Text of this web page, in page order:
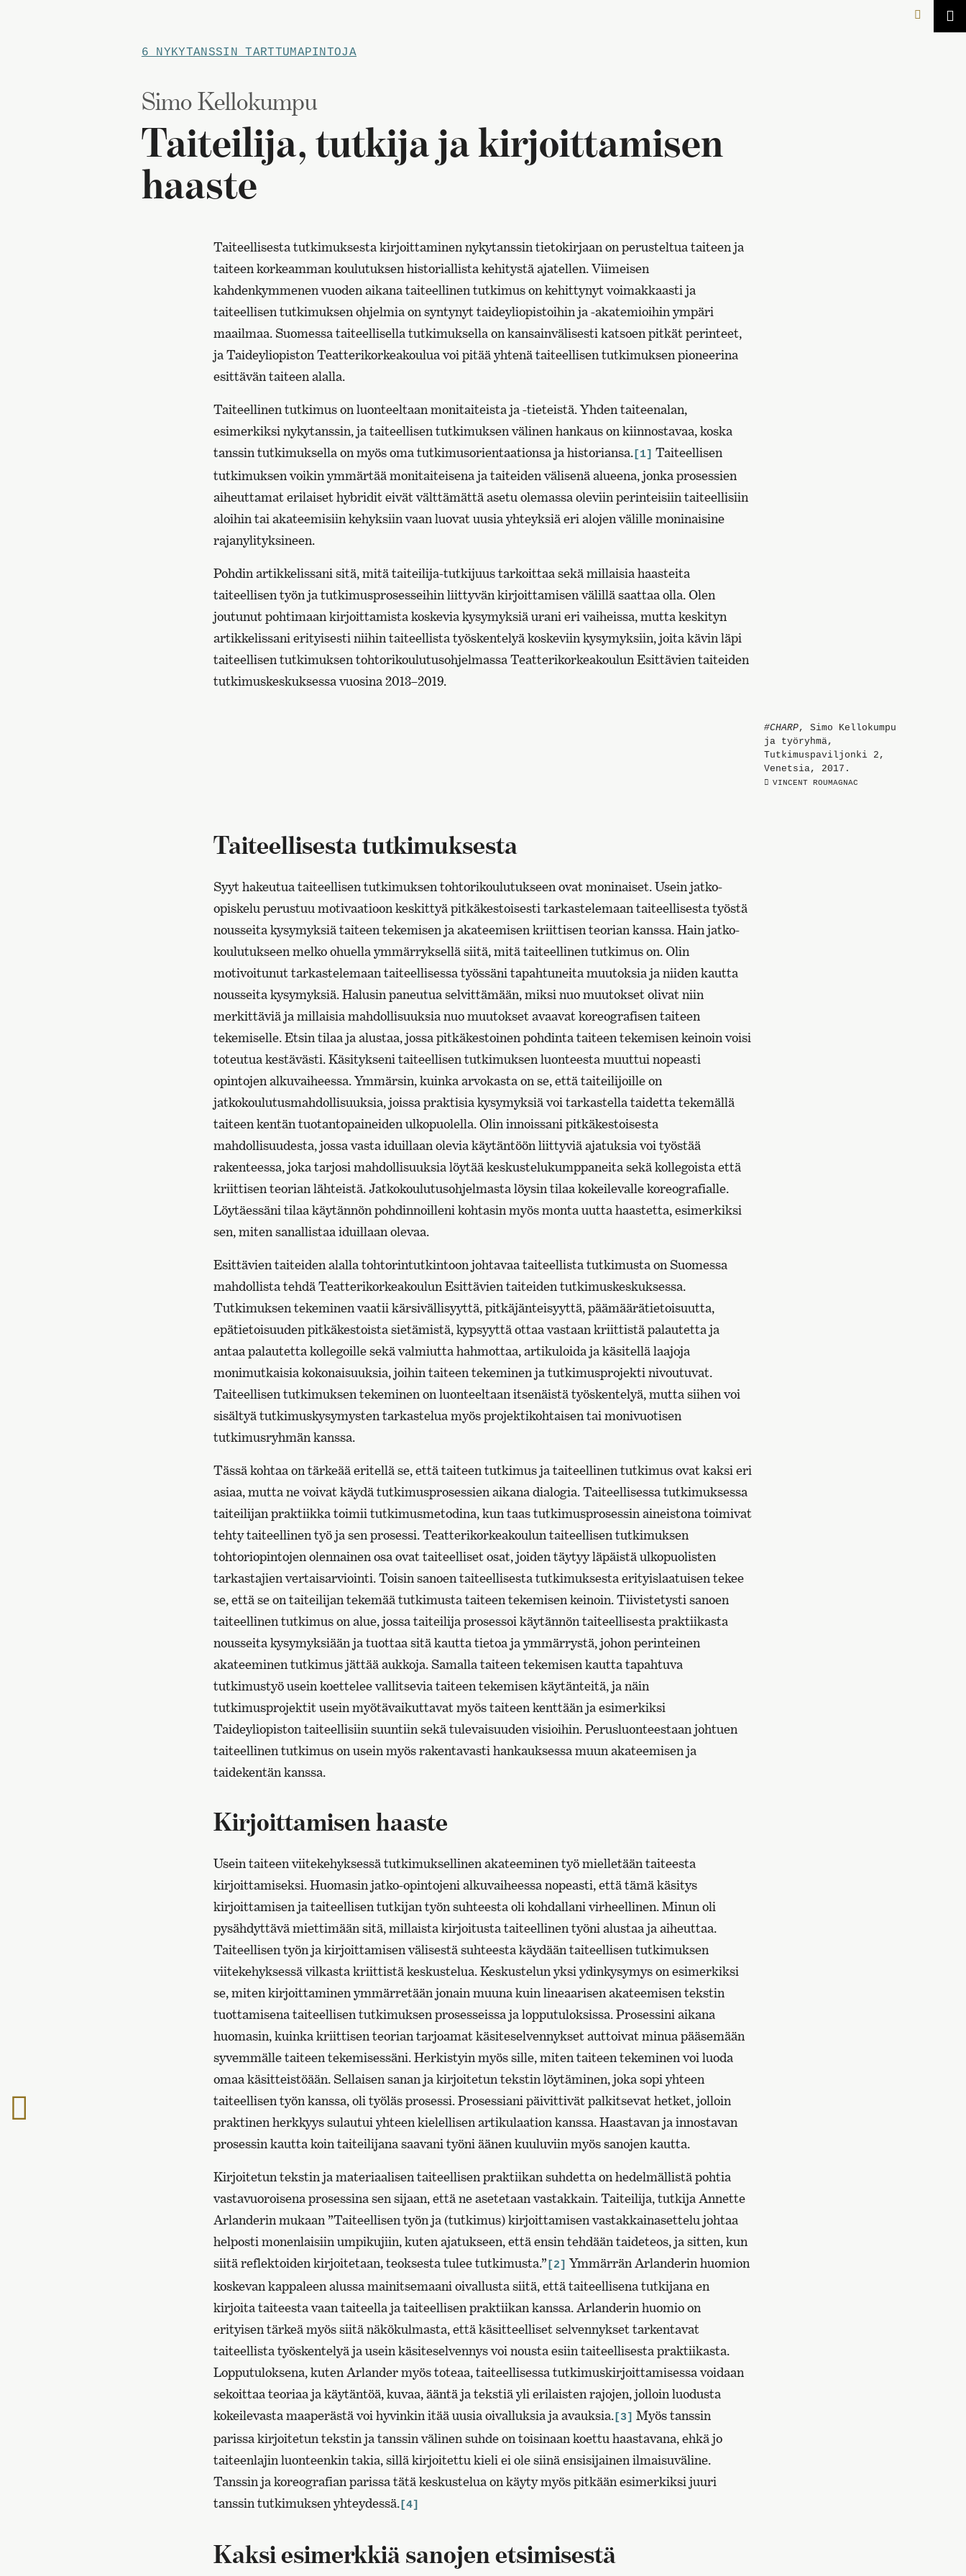
6 NYKYTANSSIN TARTTUMAPINTOJA
Simo Kellokumpu
Taiteilija, tutkija ja kirjoittamisen
haaste
Taiteellisesta tutkimuksesta kirjoittaminen nykytanssin tietokirjaan on perusteltua taiteen ja
taiteen korkeamman koulutuksen historiallista kehitystä ajatellen. Viimeisen
kahdenkymmenen vuoden aikana taiteellinen tutkimus on kehittynyt voimakkaasti ja
taiteellisen tutkimuksen ohjelmia on syntynyt taideyliopistoihin ja -akatemioihin ympäri
maailmaa. Suomessa taiteellisella tutkimuksella on kansainvälisesti katsoen pitkät perinteet,
ja Taideyliopiston Teatterikorkeakoulua voi pitää yhtenä taiteellisen tutkimuksen pioneerina
esittävän taiteen alalla.
Taiteellinen tutkimus on luonteeltaan monitaiteista ja -tieteistä. Yhden taiteenalan,
esimerkiksi nykytanssin, ja taiteellisen tutkimuksen välinen hankaus on kiinnostavaa, koska
tanssin tutkimuksella on myös oma tutkimusorientaationsa ja historiansa. [1] Taiteellisen
tutkimuksen voikin ymmärtää monitaiteisena ja taiteiden välisenä alueena, jonka prosessien
aiheuttamat erilaiset hybridit eivät välttämättä asetu olemassa oleviin perinteisiin taiteellisiin
aloihin tai akateemisiin kehyksiin vaan luovat uusia yhteyksiä eri alojen välille moninaisine
rajanylityksineen.
Pohdin artikkelissani sitä, mitä taiteilija-tutkijuus tarkoittaa sekä millaisia haasteita
taiteellisen työn ja tutkimusprosesseihin liittyvän kirjoittamisen välillä saattaa olla. Olen
joutunut pohtimaan kirjoittamista koskevia kysymyksiä urani eri vaiheissa, mutta keskityn
artikkelissani erityisesti niihin taiteellista työskentelyä koskeviin kysymyksiin, joita kävin läpi
taiteellisen tutkimuksen tohtorikoulutusohjelmassa Teatterikorkeakoulun Esittävien taiteiden
tutkimuskeskuksessa vuosina 2013–2019.
#CHARP, Simo Kellokumpu
ja työryhmä,
Tutkimuspaviljonki 2,
Venetsia, 2017.
VINCENT ROUMAGNAC
Taiteellisesta tutkimuksesta
Syyt hakeutua taiteellisen tutkimuksen tohtorikoulutukseen ovat moninaiset. Usein jatko-
opiskelu perustuu motivaatioon keskittyä pitkäkestoisesti tarkastelemaan taiteellisesta työstä
nousseita kysymyksiä taiteen tekemisen ja akateemisen kriittisen teorian kanssa. Hain jatko-
koulutukseen melko ohuella ymmärryksellä siitä, mitä taiteellinen tutkimus on. Olin
motivoitunut tarkastelemaan taiteellisessa työssäni tapahtuneita muutoksia ja niiden kautta
nousseita kysymyksiä. Halusin paneutua selvittämään, miksi nuo muutokset olivat niin
merkittäviä ja millaisia mahdollisuuksia nuo muutokset avaavat koreografisen taiteen
tekemiselle. Etsin tilaa ja alustaa, jossa pitkäkestoinen pohdinta taiteen tekemisen keinoin voisi
toteutua kestävästi. Käsitykseni taiteellisen tutkimuksen luonteesta muuttui nopeasti
opintojen alkuvaiheessa. Ymmärsin, kuinka arvokasta on se, että taiteilijoille on
jatkokoulutusmahdollisuuksia, joissa praktisia kysymyksiä voi tarkastella taidetta tekemällä
taiteen kentän tuotantopaineiden ulkopuolella. Olin innoissani pitkäkestoisesta
mahdollisuudesta, jossa vasta iduillaan olevia käytäntöön liittyviä ajatuksia voi työstää
rakenteessa, joka tarjosi mahdollisuuksia löytää keskustelukumppaneita sekä kollegoista että
kriittisen teorian lähteistä. Jatkokoulutusohjelmasta löysin tilaa kokeilevalle koreografialle.
Löytäessäni tilaa käytännön pohdinnoilleni kohtasin myös monta uutta haastetta, esimerkiksi
sen, miten sanallistaa iduillaan olevaa.
Esittävien taiteiden alalla tohtorintutkintoon johtavaa taiteellista tutkimusta on Suomessa
mahdollista tehdä Teatterikorkeakoulun Esittävien taiteiden tutkimuskeskuksessa.
Tutkimuksen tekeminen vaatii kärsivällisyyttä, pitkäjänteisyyttä, päämäärätietoisuutta,
epätietoisuuden pitkäkestoista sietämistä, kypsyyttä ottaa vastaan kriittistä palautetta ja
antaa palautetta kollegoille sekä valmiutta hahmottaa, artikuloida ja käsitellä laajoja
monimutkaisia kokonaisuuksia, joihin taiteen tekeminen ja tutkimusprojekti nivoutuvat.
Taiteellisen tutkimuksen tekeminen on luonteeltaan itsenäistä työskentelyä, mutta siihen voi
sisältyä tutkimuskysymysten tarkastelua myös projektikohtaisen tai monivuotisen
tutkimusryhmän kanssa.
Tässä kohtaa on tärkeää eritellä se, että taiteen tutkimus ja taiteellinen tutkimus ovat kaksi eri
asiaa, mutta ne voivat käydä tutkimusprosessien aikana dialogia. Taiteellisessa tutkimuksessa
taiteilijan praktiikka toimii tutkimusmetodina, kun taas tutkimusprosessin aineistona toimivat
tehty taiteellinen työ ja sen prosessi. Teatterikorkeakoulun taiteellisen tutkimuksen
tohtoriopintojen olennainen osa ovat taiteelliset osat, joiden täytyy läpäistä ulkopuolisten
tarkastajien vertaisarviointi. Toisin sanoen taiteellisesta tutkimuksesta erityislaatuisen tekee
se, että se on taiteilijan tekemää tutkimusta taiteen tekemisen keinoin. Tiivistetysti sanoen
taiteellinen tutkimus on alue, jossa taiteilija prosessoi käytännön taiteellisesta praktiikasta
nousseita kysymyksiään ja tuottaa sitä kautta tietoa ja ymmärrystä, johon perinteinen
akateeminen tutkimus jättää aukkoja. Samalla taiteen tekemisen kautta tapahtuva
tutkimustyö usein koettelee vallitsevia taiteen tekemisen käytänteitä, ja näin
tutkimusprojektit usein myötävaikuttavat myös taiteen kenttään ja esimerkiksi
Taideyliopiston taiteellisiin suuntiin sekä tulevaisuuden visioihin. Perusluonteestaan johtuen
taiteellinen tutkimus on usein myös rakentavasti hankauksessa muun akateemisen ja
taidekentän kanssa.
Kirjoittamisen haaste
Usein taiteen viitekehyksessä tutkimuksellinen akateeminen työ mielletään taiteesta
kirjoittamiseksi. Huomasin jatko-opintojeni alkuvaiheessa nopeasti, että tämä käsitys
kirjoittamisen ja taiteellisen tutkijan työn suhteesta oli kohdallani virheellinen. Minun oli
pysähdyttävä miettimään sitä, millaista kirjoitusta taiteellinen työni alustaa ja aiheuttaa.
Taiteellisen työn ja kirjoittamisen välisestä suhteesta käydään taiteellisen tutkimuksen
viitekehyksessä vilkasta kriittistä keskustelua. Keskustelun yksi ydinkysymys on esimerkiksi
se, miten kirjoittaminen ymmärretään jonain muuna kuin lineaarisen akateemisen tekstin
tuottamisena taiteellisen tutkimuksen prosesseissa ja lopputuloksissa. Prosessini aikana
huomasin, kuinka kriittisen teorian tarjoamat käsiteselvennykset auttoivat minua pääsemään
syvemmälle taiteen tekemisessäni. Herkistyin myös sille, miten taiteen tekeminen voi luoda
omaa käsitteistöään. Sellaisen sanan ja kirjoitetun tekstin löytäminen, joka sopi yhteen
taiteellisen työn kanssa, oli työläs prosessi. Prosessiani päivittivät palkitsevat hetket, jolloin
praktinen herkkyys sulautui yhteen kielellisen artikulaation kanssa. Haastavan ja innostavan
prosessin kautta koin taiteilijana saavani työni äänen kuuluviin myös sanojen kautta.
Kirjoitetun tekstin ja materiaalisen taiteellisen praktiikan suhdetta on hedelmällistä pohtia
vastavuoroisena prosessina sen sijaan, että ne asetetaan vastakkain. Taiteilija, tutkija Annette
Arlanderin mukaan ”Taiteellisen työn ja (tutkimus) kirjoittamisen vastakkainasettelu johtaa
helposti monenlaisiin umpikujiin, kuten ajatukseen, että ensin tehdään taideteos, ja sitten, kun
siitä reflektoiden kirjoitetaan, teoksesta tulee tutkimusta.” [2] Ymmärrän Arlanderin huomion
koskevan kappaleen alussa mainitsemaani oivallusta siitä, että taiteellisena tutkijana en
kirjoita taiteesta vaan taiteella ja taiteellisen praktiikan kanssa. Arlanderin huomio on
erityisen tärkeä myös siitä näkökulmasta, että käsitteelliset selvennykset tarkentavat
taiteellista työskentelyä ja usein käsiteselvennys voi nousta esiin taiteellisesta praktiikasta.
Lopputuloksena, kuten Arlander myös toteaa, taiteellisessa tutkimuskirjoittamisessa voidaan
sekoittaa teoriaa ja käytäntöä, kuvaa, ääntä ja tekstiä yli erilaisten rajojen, jolloin luodusta
kokeilevasta maaperästä voi hyvinkin itää uusia oivalluksia ja avauksia. [3] Myös tanssin
parissa kirjoitetun tekstin ja tanssin välinen suhde on toisinaan koettu haastavana, ehkä jo
taiteenlajin luonteenkin takia, sillä kirjoitettu kieli ei ole siinä ensisijainen ilmaisuväline.
Tanssin ja koreografian parissa tätä keskustelua on käyty myös pitkään esimerkiksi juuri
tanssin tutkimuksen yhteydessä. [4]
Kaksi esimerkkiä sanojen etsimisestä